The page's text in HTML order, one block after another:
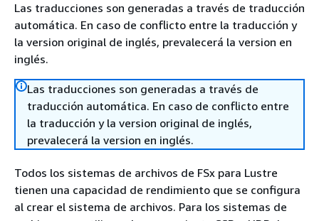
Las traducciones son generadas a través de traducción
automática. En caso de conflicto entre la traducción y
la version original de inglés, prevalecerá la version en
inglés.
Las traducciones son generadas a través de
traducción automática. En caso de conflicto entre
la traducción y la version original de inglés,
prevalecerá la version en inglés.
Todos los sistemas de archivos de FSx para Lustre
tienen una capacidad de rendimiento que se configura
al crear el sistema de archivos. Para los sistemas de